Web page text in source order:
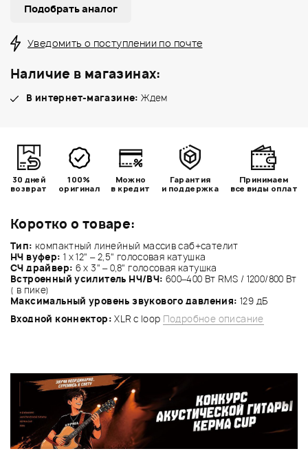
Коротко о товаре:
Тип: компактный линейный массив саб+сателит
НЧ вуфер: 1 x 12" – 2,5" голосовая катушка
СЧ драйвер: 6 x 3" – 0,8" голосовая катушка
Встроенный усилитель НЧ/ВЧ: 600–400 Вт RMS / 1200/800 Вт
( в пике)
Максимальный уровень звукового давления: 129 дБ
Входной коннектор:XLR с loop Подробное описание
Подобрать аналог
Уведомить о поступлении по почте
Наличие в магазинах:
В интернет-магазине: Ждем
30 дней
возврат
100%
оригинал
Можно
в кредит
Гарантия
и поддержка
Принимаем
все виды оплат